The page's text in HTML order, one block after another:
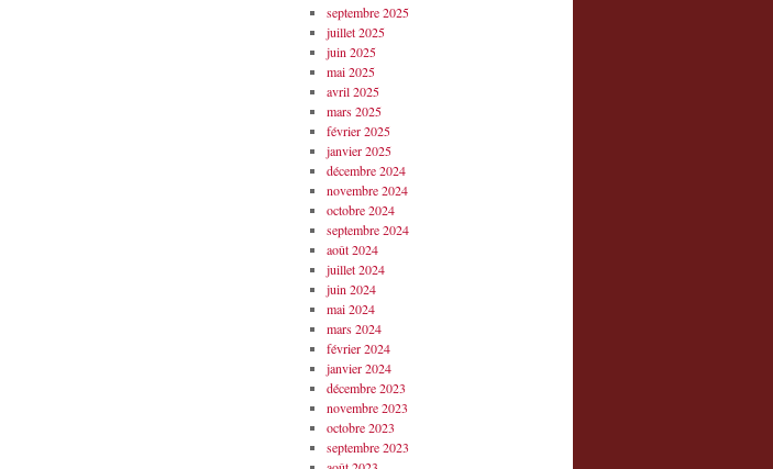
septembre 2025
juillet 2025
juin 2025
mai 2025
avril 2025
mars 2025
février 2025
janvier 2025
décembre 2024
novembre 2024
octobre 2024
septembre 2024
août 2024
juillet 2024
juin 2024
mai 2024
mars 2024
février 2024
janvier 2024
décembre 2023
novembre 2023
octobre 2023
septembre 2023